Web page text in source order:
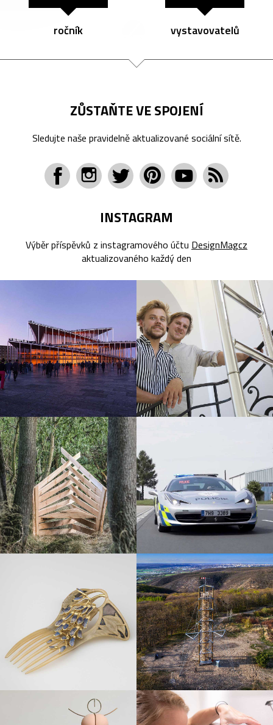
ročník vystavovatelů
ZŮSTAŇTE VE SPOJENÍ
Sledujte naše pravidelně aktualizované sociální sítě.
INSTAGRAM
Výběr příspěvků z instagramového účtu DesignMagcz
aktualizovaného každý den